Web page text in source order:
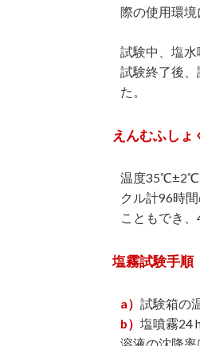
際の使用環境
試験中、塩
試験終了後
た。
えんむふしょ
温度35℃±2℃
クル計96時
こともでき
塩霧試験手順
a） 試験箱の
b） 塩噴霧24